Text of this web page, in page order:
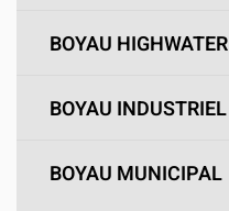
BOYAU HIGHWATER
BOYAU INDUSTRIEL
BOYAU MUNICIPAL